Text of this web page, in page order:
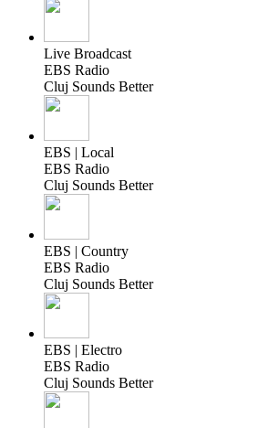
Live Broadcast
EBS Radio
Cluj Sounds Better
EBS | Local
EBS Radio
Cluj Sounds Better
EBS | Country
EBS Radio
Cluj Sounds Better
EBS | Electro
EBS Radio
Cluj Sounds Better